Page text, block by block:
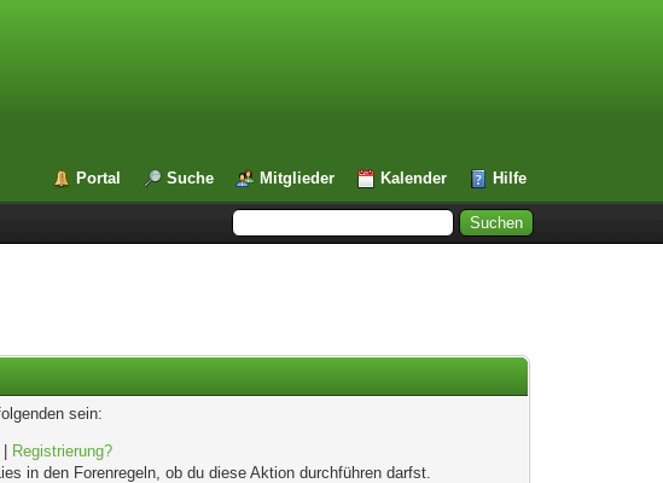
Portal Suche Mitglieder Kalender Hilfe
sein:
Registrierung?
in den Forenregeln, ob du diese Aktion durchführen darfst.